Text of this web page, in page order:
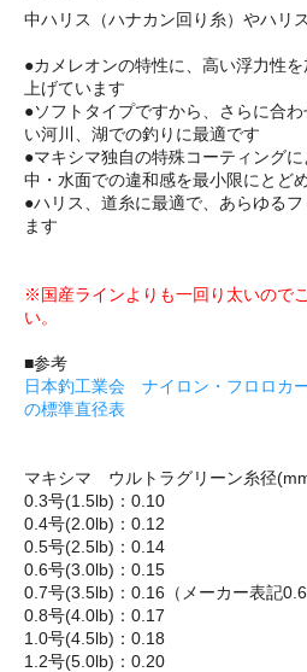
中ハリス（ハナカン回り糸）やハリ
●カメレオンの特性に、高い浮力性
上げています
●ソフトタイプですから、さらに合
い河川、湖での釣りに最適です
●マキシマ独自の特殊コーティング
中・水面での違和感を最小限にとど
●ハリス、道糸に最適で、あらゆる
ます
※国産ラインよりも一回り太いので
い。
■参考
日本釣工業会 ナイロン・フロロカ
の標準直径表
マキシマ ウルトラグリーン糸径
0.3号(1.5lb)：0.10
0.4号(2.0lb)：0.12
0.5号(2.5lb)：0.14
0.6号(3.0lb)：0.15
0.7号(3.5lb)：0.16（メーカー表記0.6
0.8号(4.0lb)：0.17
1.0号(4.5lb)：0.18
1.2号(5.0lb)：0.20